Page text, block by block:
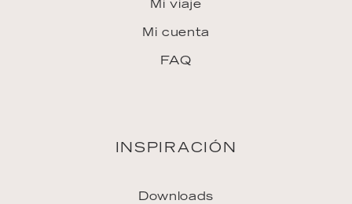
Mi viaje
Mi cuenta
FAQ
INSPIRACIÓN
Downloads